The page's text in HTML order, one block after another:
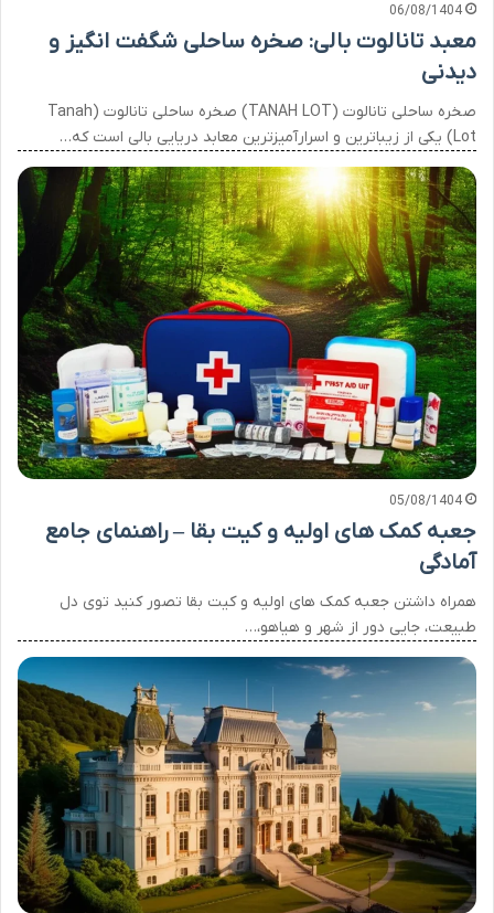
06/08/1404
معبد تانالوت بالی: صخره ساحلی شگفت انگیز و
دیدنی
صخره ساحلی تانالوت (TANAH LOT) صخره ساحلی تانالوت (Tanah
Lot) یکی از زیباترین و اسرارآمیزترین معابد دریایی بالی است که…
05/08/1404
جعبه کمک های اولیه و کیت بقا – راهنمای جامع
آمادگی
همراه داشتن جعبه کمک های اولیه و کیت بقا تصور کنید توی دل
طبیعت، جایی دور از شهر و هیاهو،…